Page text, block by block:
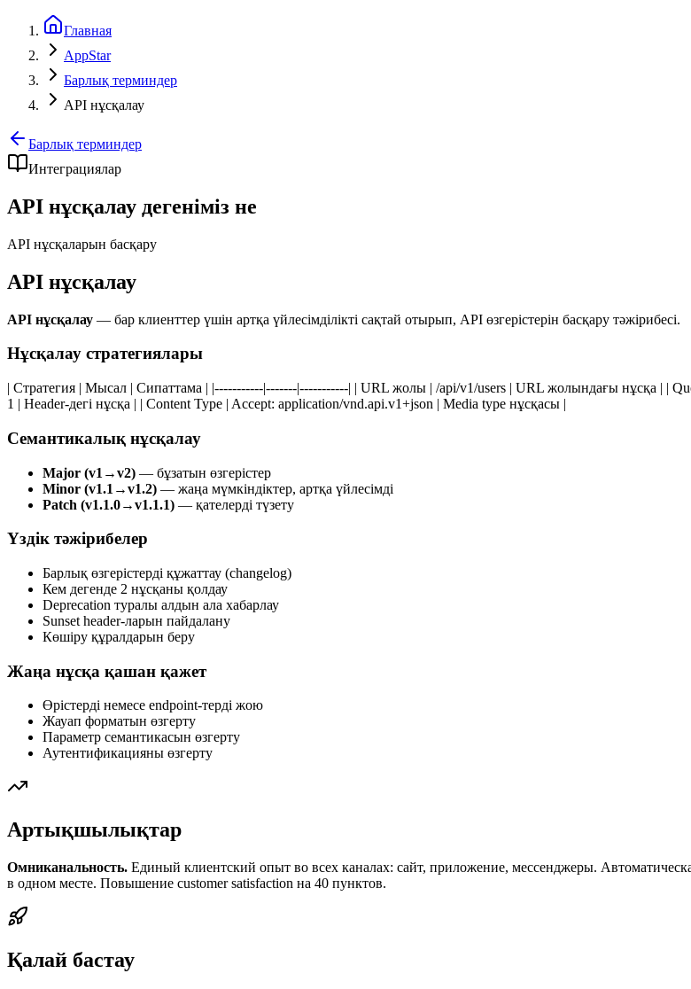
Главная
AppStar
Барлық терминдер
API нұсқалау
Барлық терминдер
Интеграциялар
API нұсқалау дегеніміз не
API нұсқаларын басқару
API нұсқалау
API нұсқалау — бар клиенттер үшін артқа үйлесімділікті сақтай отырып, API өзгерістерін басқару тәжірибесі.
Нұсқалау стратегиялары
| Стратегия | Мысал | Сипаттама | |-----------|-------|-----------| | URL жолы | /api/v1/users | URL жолындағы нұсқа | |
1 | Header-дегі нұсқа | | Content Type | Accept: application/vnd.api.v1+json | Media type нұсқасы |
Семантикалық нұсқалау
Major (v1→v2) — бұзатын өзгерістер
Minor (v1.1→v1.2) — жаңа мүмкіндіктер, артқа үйлесімді
Patch (v1.1.0→v1.1.1) — қателерді түзету
Үздік тәжірибелер
Барлық өзгерістерді құжаттау (changelog)
Кем дегенде 2 нұсқаны қолдау
Deprecation туралы алдын ала хабарлау
Sunset header-ларын пайдалану
Көшіру құралдарын беру
Жаңа нұсқа қашан қажет
Өрістерді немесе endpoint-терді жою
Жауап форматын өзгерту
Параметр семантикасын өзгерту
Аутентификацияны өзгерту
Артықшылықтар
Омниканальность. Единый клиентский опыт во всех каналах: сайт, приложение, мессенджеры.
в одном месте. Повышение customer satisfaction на 40 пунктов.
Қалай бастау